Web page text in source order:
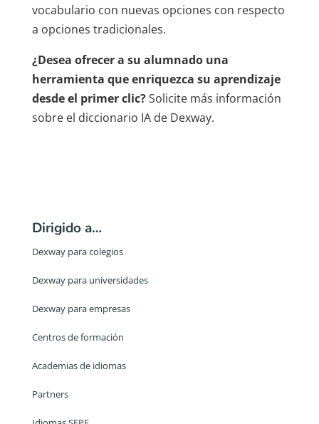
vocabulario con nuevas opciones con respecto
a opciones tradicionales.
¿Desea ofrecer a su alumnado una
herramienta que enriquezca su aprendizaje
desde el primer clic?Solicite más información
sobre el diccionario IA de Dexway.
Dirigido a…
Dexway para colegios
Dexway para universidades
Dexway para empresas
Centros de formación
Academias de idiomas
Partners